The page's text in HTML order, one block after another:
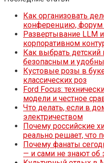
Как организовать
конференцию, форум
Развертывание LLM
корпоративном
Как выбрать
безопасным и
Кустовые розы в
классических роз
Ford Focus:
модели и честное
Что делать, если в
электричеством
Почему российские
реально решает, что
Почему фанаты
— и сами не знают об